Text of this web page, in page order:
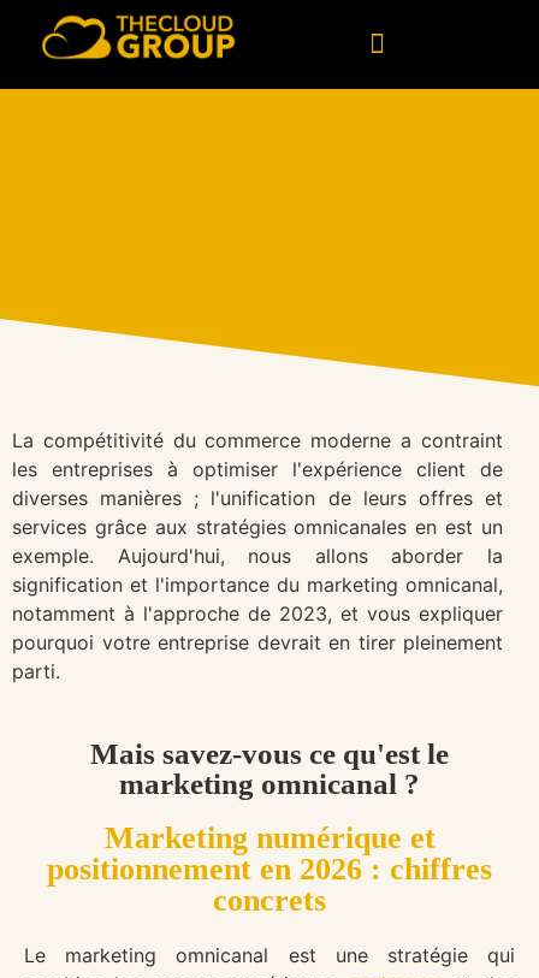
La compétitivité du commerce moderne a contraint
les entreprises à optimiser l'expérience client de
diverses manières ; l'unification de leurs offres et
services grâce aux stratégies omnicanales en est un
exemple. Aujourd'hui, nous allons aborder la
signification et l'importance du marketing omnicanal,
notamment à l'approche de 2023, et vous expliquer
pourquoi votre entreprise devrait en tirer pleinement
parti.
Mais savez-vous ce qu'est le
marketing omnicanal ?
Marketing numérique et
positionnement en 2026 : chiffres
concrets
Le marketing omnicanal est une stratégie qui